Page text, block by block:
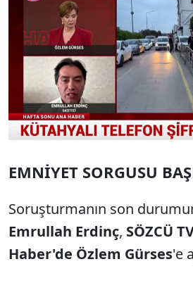
EMNİYET SORGUSU
Soruşturmanın son
Emrullah Erdinç, SÖZCÜ
Haber'de Özlem Gürses'e